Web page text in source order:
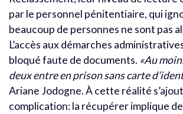
par le personnel pénitentiaire, qui
beaucoup de personnes ne sont pas
L’accès aux démarches
bloqué faute de documents. «Au
deux entre en prison sans carte
Ariane Jodogne. À cette réalité
complication: la récupérer implique